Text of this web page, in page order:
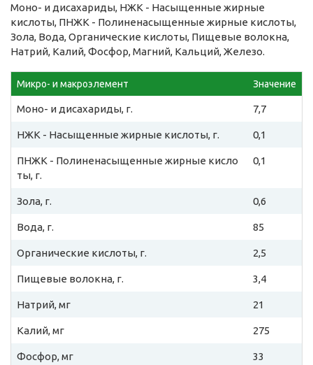
Моно- и дисахариды, НЖК - Насыщенные жирные
кислоты, ПНЖК - Полиненасыщенные жирные кислоты,
Зола, Вода, Органические кислоты, Пищевые волокна,
Натрий, Калий, Фосфор, Магний, Кальций, Железо.
Микро- и макроэлемент Значение
Моно- и дисахариды, г. 7,7
НЖК - Насыщенные жирные кислоты, г. 0,1
ПНЖК - Полиненасыщенные жирные кисло
ты, г.
0,1
Зола, г. 0,6
Вода, г. 85
Органические кислоты, г. 2,5
Пищевые волокна, г. 3,4
Натрий, мг 21
Калий, мг 275
Фосфор, мг 33